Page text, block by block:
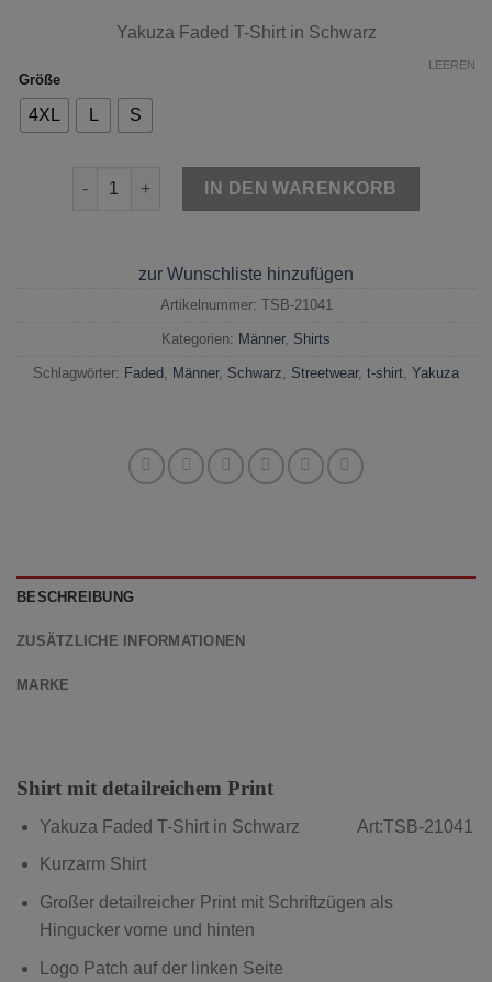
Yakuza Faded T-Shirt in Schwarz
Größe
4XL L S
LEEREN
Yakuza Faded T-Shirt Schwarz Menge
IN DEN WARENKORB
zur Wunschliste hinzufügen
Artikelnummer: TSB-21041
Kategorien: Männer, Shirts
Schlagwörter: Faded Männer, Schwarz Streetwear, t-shirt Yakuza
BESCHREIBUNG
ZUSÄTZLICHE INFORMATIONEN
MARKE
Shirt mit detailreichem Print
Yakuza Faded T-Shirt in Schwarz Art:TSB-21041
Kurzarm Shirt
Großer detailreicher Print mit Schriftzügen als
Hingucker vorne und hinten
Logo Patch auf der linken Seite